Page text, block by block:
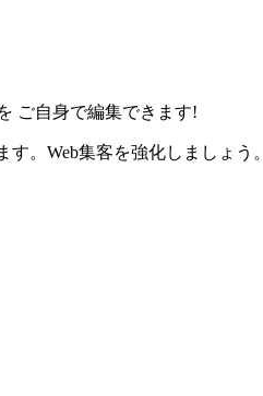
ご自身で編集できます!
。Web集客を強化しましょう。